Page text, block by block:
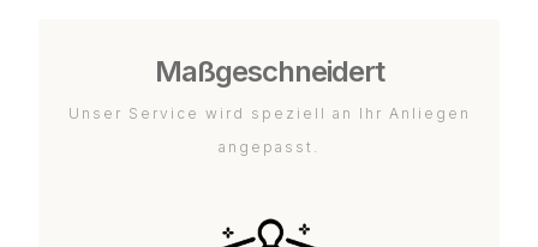
Maßgeschneidert
Unser Service wird speziell an Ihr Anliegen
angepasst.